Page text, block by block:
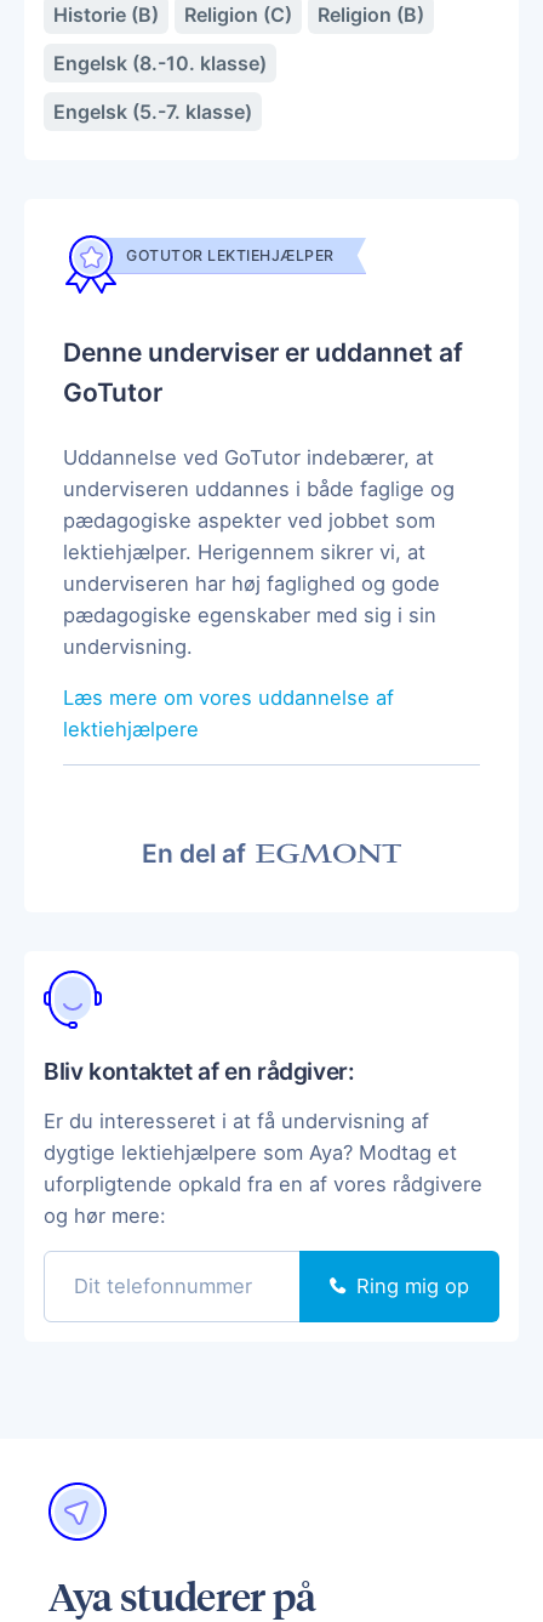
Historie (B)
Religion (C)
Religion (B)
Engelsk (8.-10. klasse)
Engelsk (5.-7. klasse)
GOTUTOR LEKTIEHJÆLPER
Denne underviser er uddannet af
GoTutor
Uddannelse ved GoTutor indebærer, at
underviseren uddannes i både faglige og
pædagogiske aspekter ved jobbet som
lektiehjælper. Herigennem sikrer vi, at
underviseren har høj faglighed og gode
pædagogiske egenskaber med sig i sin
undervisning.
Læs mere om vores uddannelse af
lektiehjælpere
En del af
Bliv kontaktet af en rådgiver:
Er du interesseret i at få undervisning af
dygtige lektiehjælpere som Aya? Modtag et
uforpligtende opkald fra en af vores rådgivere
og hør mere:
Ring mig op
Aya studerer på